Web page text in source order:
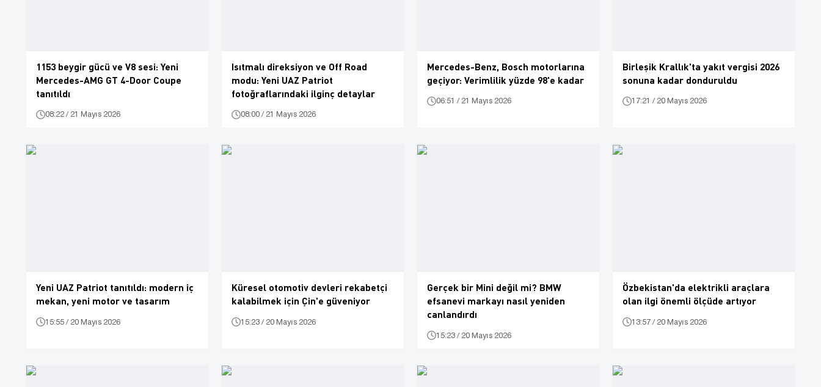
1153 beygir gücü ve V8 sesi: Yeni
Mercedes-AMG GT 4-Door Coupe
tanıtıldı
08:22 / 21 Mayıs 2026
Isıtmalı direksiyon ve Off Road
modu: Yeni UAZ Patriot
fotoğraflarındaki ilginç detaylar
08:00 / 21 Mayıs 2026
Mercedes-Benz, Bosch motorlarına
geçiyor: Verimlilik yüzde 98'e kadar
06:51 / 21 Mayıs 2026
Birleşik Krallık'ta yakıt vergisi 2026
sonuna kadar donduruldu
17:21 / 20 Mayıs 2026
Yeni UAZ Patriot tanıtıldı: modern iç
mekan, yeni motor ve tasarım
15:55 / 20 Mayıs 2026
Küresel otomotiv devleri rekabetçi
kalabilmek için Çin'e güveniyor
15:23 / 20 Mayıs 2026
Gerçek bir Mini değil mi? BMW
efsanevi markayı nasıl yeniden
canlandırdı
15:23 / 20 Mayıs 2026
Özbekistan'da elektrikli araçlara
olan ilgi önemli ölçüde artıyor
13:57 / 20 Mayıs 2026